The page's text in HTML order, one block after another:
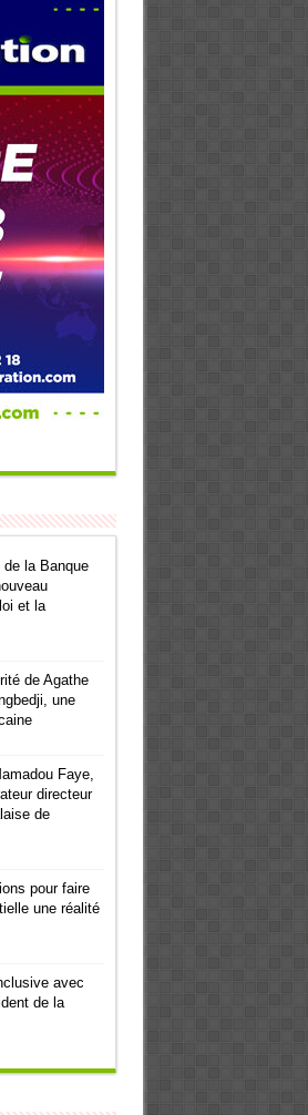
la Banque
et la
de Agathe
une
Faye,
directeur
de
pour faire
une réalité
avec
de la